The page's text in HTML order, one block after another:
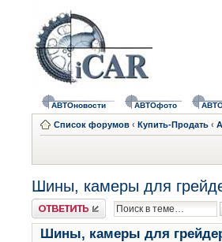
АВТОновости АВТОфото
Список форумов ‹ Купить-Продать ‹
Шины, камеры для
Ответить
Шины, камеры для